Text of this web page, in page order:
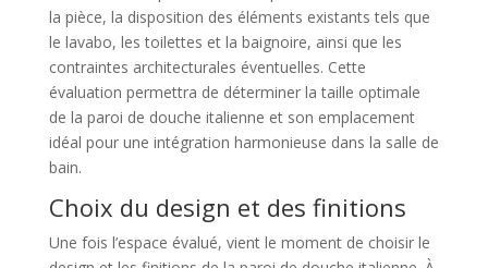
la pièce, la disposition des éléments existants tels que
le lavabo, les toilettes et la baignoire, ainsi que les
contraintes architecturales éventuelles. Cette
évaluation permettra de déterminer la taille optimale
de la paroi de douche italienne et son emplacement
idéal pour une intégration harmonieuse dans la salle de
bain.
Choix du design et des finitions
Une fois l’espace évalué, vient le moment de choisir le